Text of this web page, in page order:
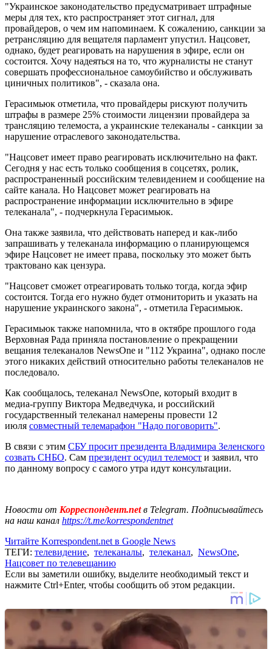
"Украинское законодательство предусматривает штрафные
меры для тех, кто распространяет этот сигнал, для
провайдеров, о чем им напоминаем. К сожалению, санкции за
ретрансляцию для вещателя парламент упустил. Нацсовет,
однако, будет реагировать на нарушения в эфире, если он
состоится. Хочу надеяться на то, что журналисты не станут
совершать профессиональное самоубийство и обслуживать
циничных политиков", - сказала она.
Герасимьюк отметила, что провайдеры рискуют получить
штрафы в размере 25% стоимости лицензии провайдера за
трансляцию телемоста, а украинские телеканалы - санкции за
нарушение отраслевого законодательства.
"Нацсовет имеет право реагировать исключительно на факт.
Сегодня у нас есть только сообщения в соцсетях, ролик,
распространенный российским телевидением и сообщение на
сайте канала. Но Нацсовет может реагировать на
распространение информации исключительно в эфире
телеканала", - подчеркнула Герасимьюк.
Она также заявила, что действовать наперед и как-либо
запрашивать у телеканала информацию о планирующемся
эфире Нацсовет не имеет права, поскольку это может быть
трактовано как цензура.
"Нацсовет сможет отреагировать только тогда, когда эфир
состоится. Тогда его нужно будет отмониторить и указать на
нарушение украинского закона", - отметила Герасимьюк.
Герасимьюк также напомнила, что в октябре прошлого года
Верховная Рада приняла постановление о прекращении
вещания телеканалов NewsOne и "112 Украина", однако после
этого никаких действий относительно работы телеканалов не
последовало.
Как сообщалось, телеканал NewsOne, который входит в
медиа-группу Виктора Медведчука, и российский
государственный телеканал намерены провести 12
июля совместный телемарафон "Надо поговорить".
В связи с этим СБУ просит президента Владимира Зеленского
созвать СНБО. Сам президент осудил телемост и заявил, что
по данному вопросу с самого утра идут консультации.
Новости от Корреспондент.netв Telegram. Подписывайтесь
на наш канал https://t.me/korrespondentnet
Читайте Korrespondent.net в Google News
ТЕГИ: телевидение, телеканалы, телеканал, NewsOne,
Нацсовет по телевещанию
Если вы заметили ошибку, выделите необходимый текст и
нажмите Ctrl+Enter, чтобы сообщить об этом редакции.